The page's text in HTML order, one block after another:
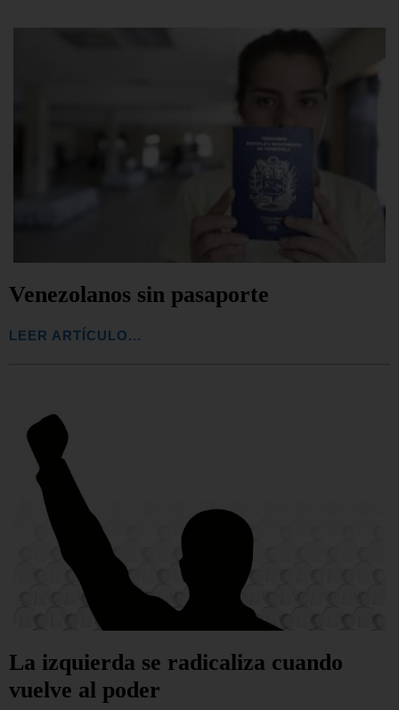
Venezolanos sin pasaporte
LEER ARTÍCULO...
La izquierda se radicaliza cuando
vuelve al poder